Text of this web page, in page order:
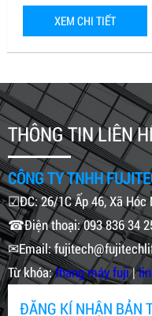
XEM CHI TIẾT
THÔNG TIN LIÊN
CÔNG TY TNHH
☑ĐC: 26/1C Ấp 46, Xã Hóc
☎Điện thoại: 093 836 34
✉Email:
Từ khóa:thang máy fuji|
ĐĂNG KÍ NHẬN BẢN